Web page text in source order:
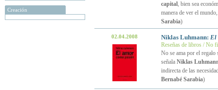
Creación
capital, bien sea
manera de ver el
Sarabia)
02.04.2008 Niklas Luhmann: El
Reseñas de libros / No
No se ama por el
señala Niklas
indirecta de las
Bernabé Sarabia)